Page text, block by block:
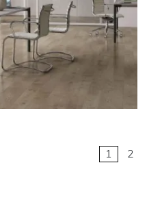
1 2